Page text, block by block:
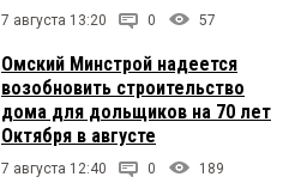
7 августа 13:20 0 57
Омский Минстрой надеется
возобновить строительство
дома для дольщиков на 70 лет
Октября в августе
7 августа 12:40 0 189